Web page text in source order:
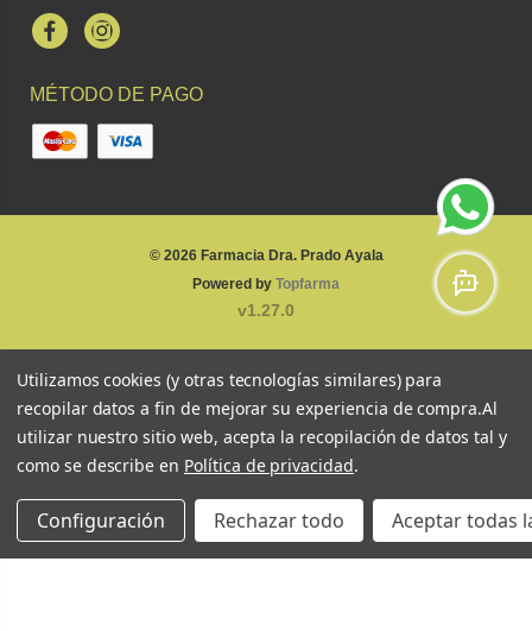
FacebookInstagram
MÉTODO DE PAGO
© 2026 Farmacia Dra. Prado Ayala
Powered by Topfarma
v1.27.0
Utilizamos cookies (y otras tecnologías similares) para
recopilar datos a fin de mejorar su experiencia de compra.Al
utilizar nuestro sitio web, acepta la recopilación de datos tal y
como se describe en Política de privacidad.
Configuración Rechazar todo Aceptar todas